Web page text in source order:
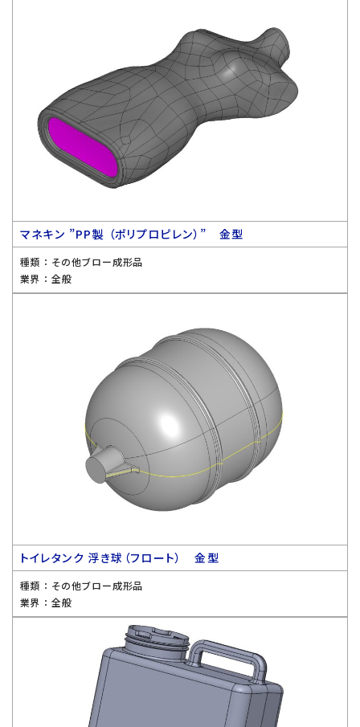
マネキン ”PP製 （ポリプロピレン）” 金型
種類 ： その他ブロー成形品
業界 ： 全般
トイレタンク 浮き球（フロート） 金型
種類 ： その他ブロー成形品
業界 ： 全般